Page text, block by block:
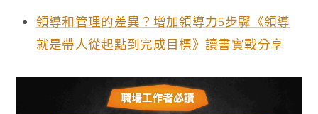
領導和管理的差異？增加領導力5步驟《領導
就是帶人從起點到完成目標》讀書實戰分享